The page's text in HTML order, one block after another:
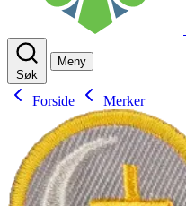
Søk
Meny
Forside Merker